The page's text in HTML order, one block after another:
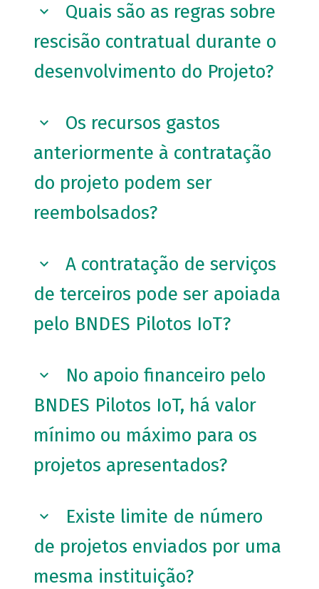
Quais são as regras sobre
rescisão contratual durante o
desenvolvimento do Projeto?
Os recursos gastos
anteriormente à contratação
do projeto podem ser
reembolsados?
A contratação de serviços
de terceiros pode ser apoiada
pelo BNDES Pilotos IoT?
No apoio financeiro pelo
BNDES Pilotos IoT, há valor
mínimo ou máximo para os
projetos apresentados?
Existe limite de número
de projetos enviados por uma
mesma instituição?